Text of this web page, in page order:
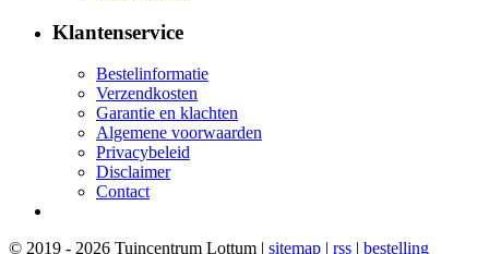
Klantenservice
Bestelinformatie
Verzendkosten
Garantie en klachten
Algemene voorwaarden
Privacybeleid
Disclaimer
Contact
© 2019 - 2026 Tuincentrum Lottum | sitemap | rss | bestelling